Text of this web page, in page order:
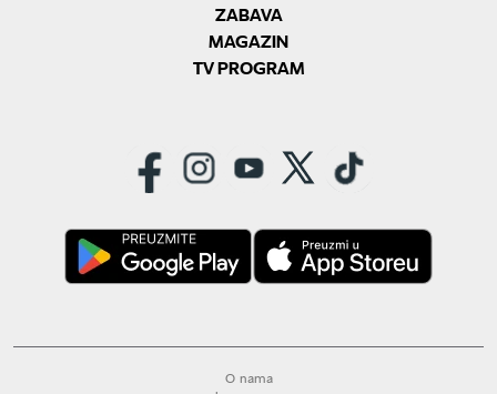
ZABAVA
MAGAZIN
TV PROGRAM
O nama